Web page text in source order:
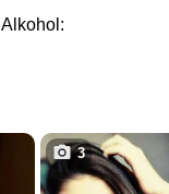
Alkohol:
3